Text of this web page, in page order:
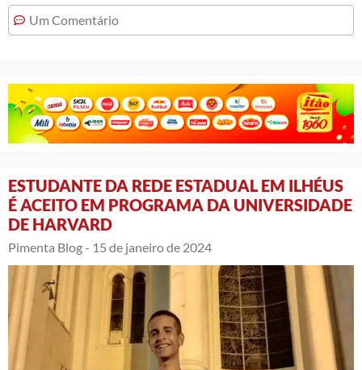
Um Comentário
ESTUDANTE DA REDE ESTADUAL EM ILHÉUS
É ACEITO EM PROGRAMA DA UNIVERSIDADE
DE HARVARD
Pimenta Blog - 15 de janeiro de 2024